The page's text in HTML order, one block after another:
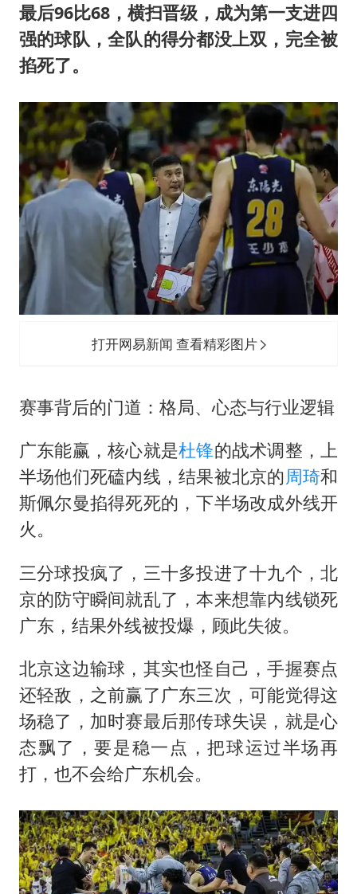
最后96比68，横扫晋级，成为第一支进四
强的球队，全队的得分都没上双，完全被
掐死了。
打开网易新闻 查看精彩图片
赛事背后的门道：格局、心态与行业逻辑
广东能赢，核心就是杜锋的战术调整，上
半场他们死磕内线，结果被北京的周琦和
斯佩尔曼掐得死死的，下半场改成外线开
火。
三分球投疯了，三十多投进了十九个，北
京的防守瞬间就乱了，本来想靠内线锁死
广东，结果外线被投爆，顾此失彼。
北京这边输球，其实也怪自己，手握赛点
还轻敌，之前赢了广东三次，可能觉得这
场稳了，加时赛最后那传球失误，就是心
态飘了，要是稳一点，把球运过半场再
打，也不会给广东机会。